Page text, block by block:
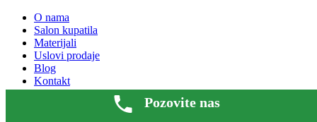
O nama
Salon kupatila
Materijali
Uslovi prodaje
Blog
Kontakt
Pozovite nas